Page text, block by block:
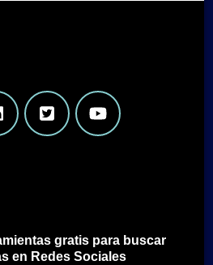
gratis para buscar
en Redes Sociales